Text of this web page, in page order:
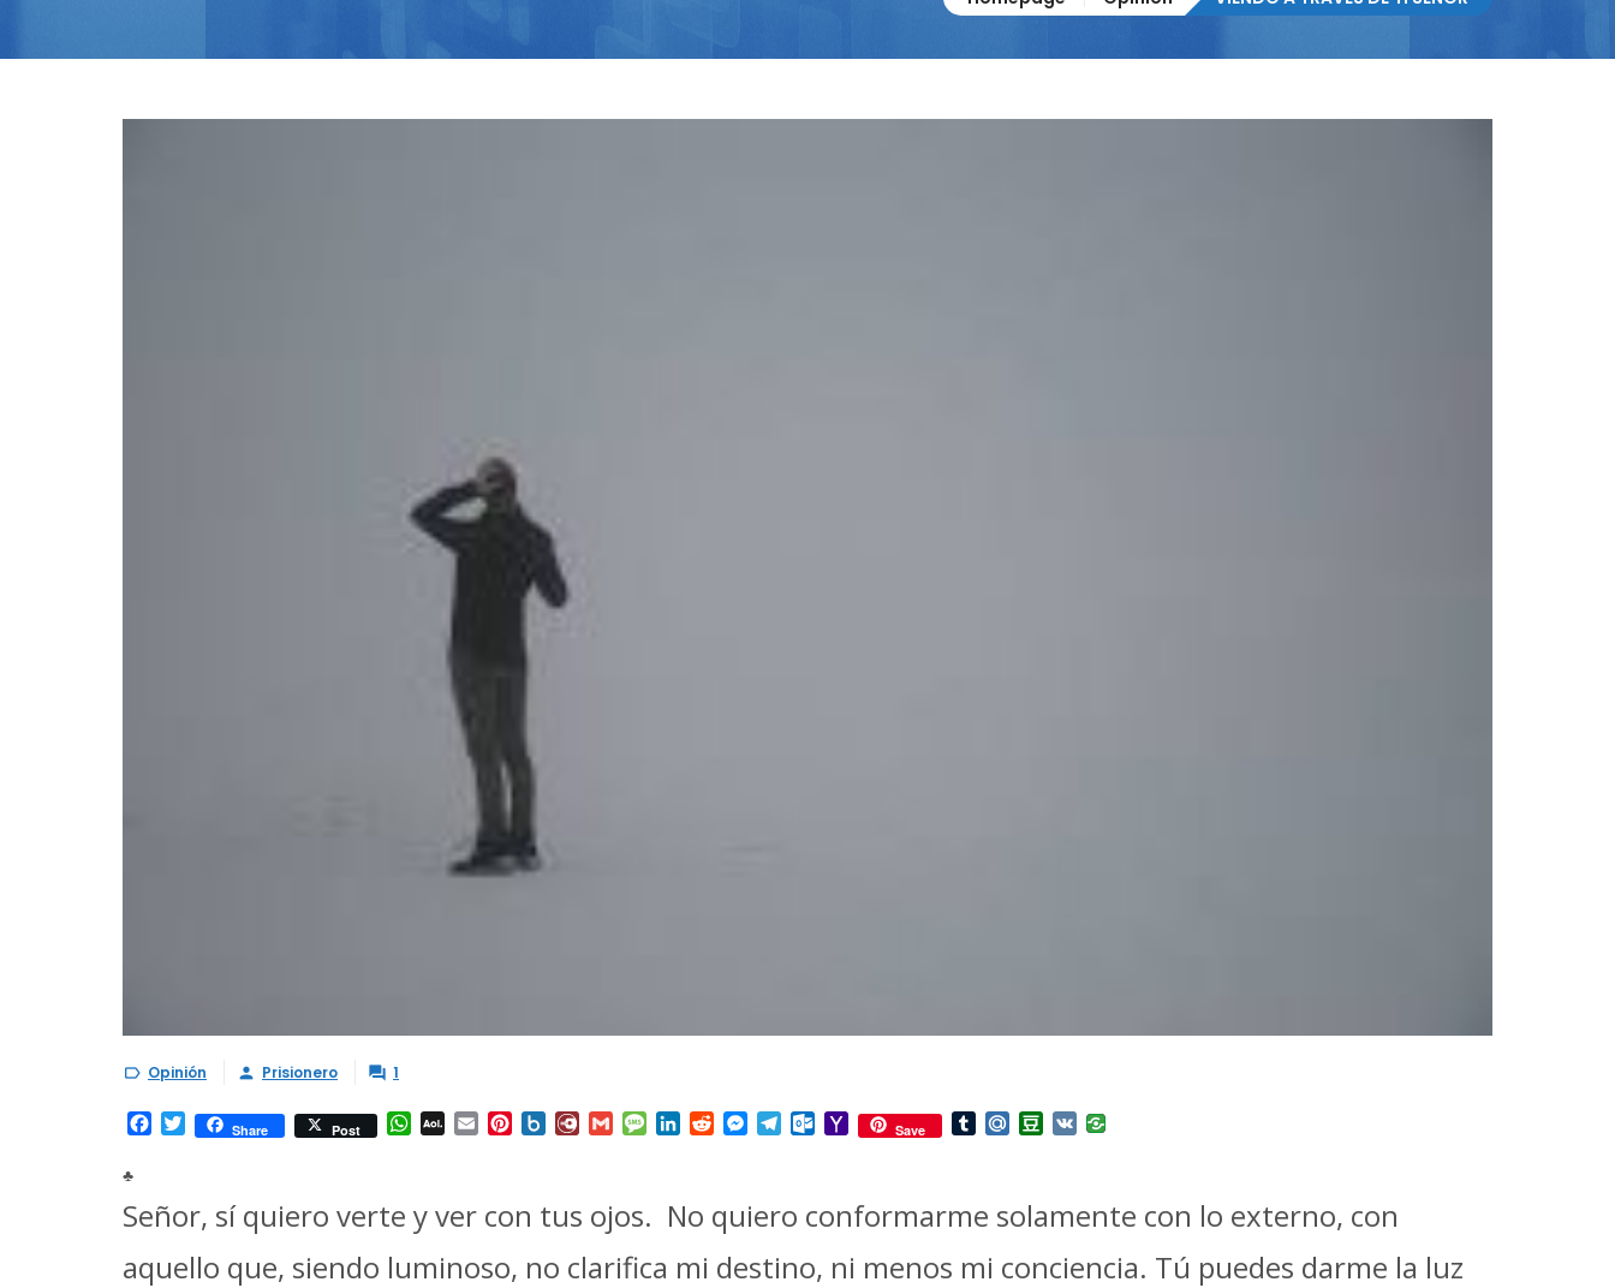
 Opinión  Prisionero  1
Facebook
TwitterShare Post WhatsApp
AOL Email Pinterest
Box.netDiary.RuGmailMessage
LinkedInRedditMessenger
TelegramOutlook.com
YahooSave TumblrMail.RuDouban
VK
♣
Señor, sí quiero verte y ver con tus ojos. No quiero conformarme solamente con lo externo, con
aquello que, siendo luminoso, no clarifica mi destino, ni menos mi conciencia. Tú puedes darme la luz